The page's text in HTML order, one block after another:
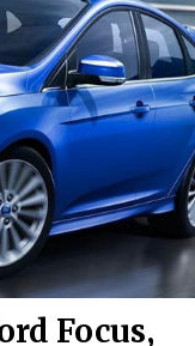
Focus,